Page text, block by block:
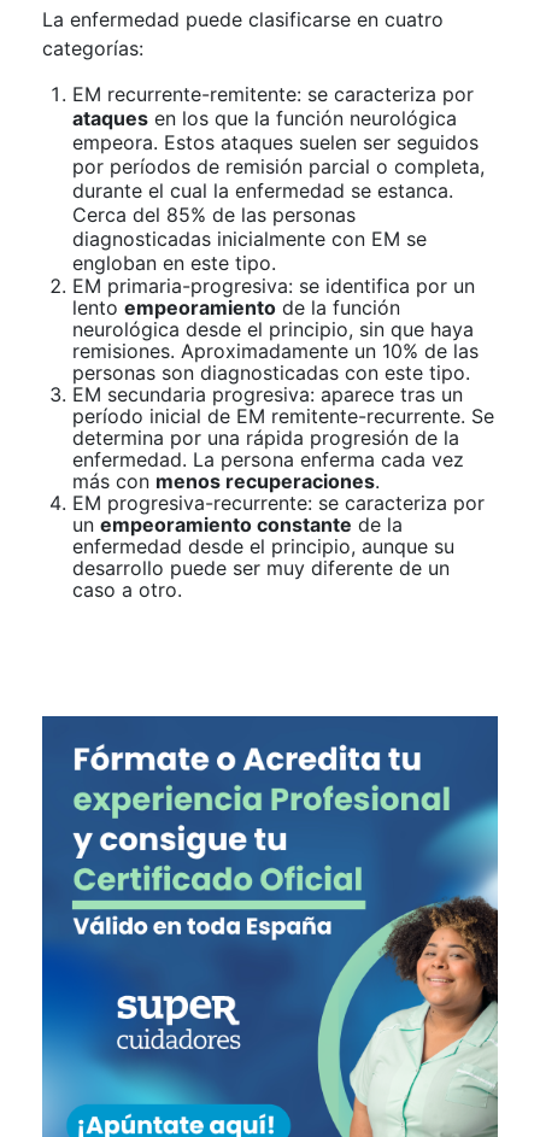
La enfermedad puede clasificarse en cuatro
categorías:
EM recurrente-remitente: se caracteriza por
ataques en los que la función neurológica
empeora. Estos ataques suelen ser seguidos
por períodos de remisión parcial o completa,
durante el cual la enfermedad se estanca.
Cerca del 85% de las personas
diagnosticadas inicialmente con EM se
engloban en este tipo.
EM primaria-progresiva: se identifica por un
lento empeoramiento de la función
neurológica desde el principio, sin que haya
remisiones. Aproximadamente un 10% de las
personas son diagnosticadas con este tipo.
EM secundaria progresiva: aparece tras un
período inicial de EM remitente-recurrente. Se
determina por una rápida progresión de la
enfermedad. La persona enferma cada vez
más con menos recuperaciones.
EM progresiva-recurrente: se caracteriza por
un empeoramiento constante de la
enfermedad desde el principio, aunque su
desarrollo puede ser muy diferente de un
caso a otro.